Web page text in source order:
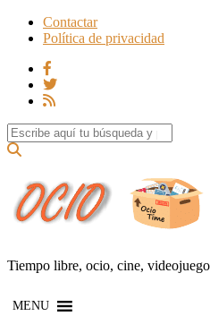
Contactar
Política de privacidad
Search for:
Tiempo libre, ocio, cine,
MENU